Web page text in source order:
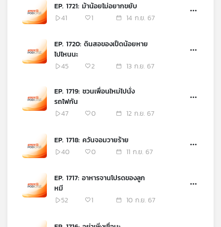
เกี่ยว
EP. 1721: ม้าน้อยไม่อยากขยับ
41
1 14 ก.ย. 67
EP. 1720: ดินสอของเป็ดน้อยหาย
ไปไหนนะ
45
2 13 ก.ย. 67
EP. 1719: ชวนเพื่อนใหม่ไปนั่ง
รถไฟกัน
47
0 12 ก.ย. 67
EP. 1718: ควันจอมวายร้าย
40
0 11 ก.ย. 67
EP. 1717: อาหารจานโปรดของลูก
หมี
52
1 10 ก.ย. 67